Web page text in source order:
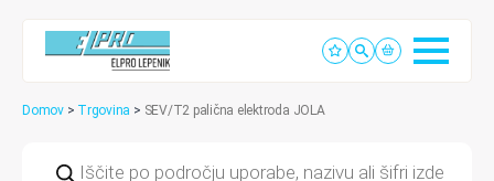
Domov > Trgovina > SEV/T2 palična elektroda JOLA
search